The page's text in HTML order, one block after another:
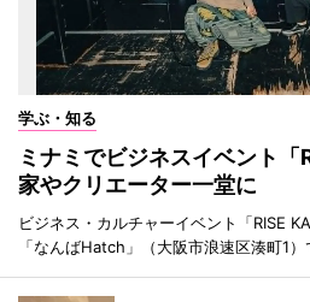
学ぶ・知る
ミナミでビジネスイベント
家やクリエーター一堂に
ビジネス・カルチャーイベント「RISE
「なんばHatch」（大阪市浪速区湊町1）